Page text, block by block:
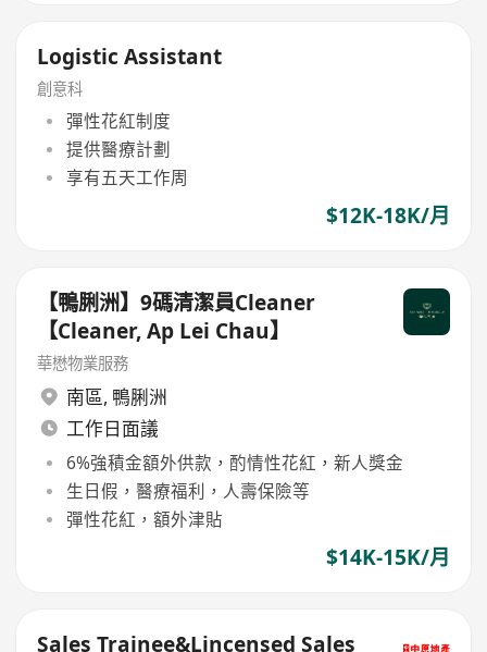
Logistic Assistant
創意科
彈性花紅制度
提供醫療計劃
享有五天工作周
$12K-18K/月
【鴨脷洲】9碼清潔員Cleaner
【Cleaner, Ap Lei Chau】
華懋物業服務
南區, 鴨脷洲
工作日面議
6%強積金額外供款，酌情性花紅，新人獎金
生日假，醫療福利，人壽保險等
彈性花紅，額外津貼
$14K-15K/月
Sales Trainee&Lincensed Sales